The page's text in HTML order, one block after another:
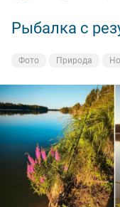
Рыбалка с
Фото Природа